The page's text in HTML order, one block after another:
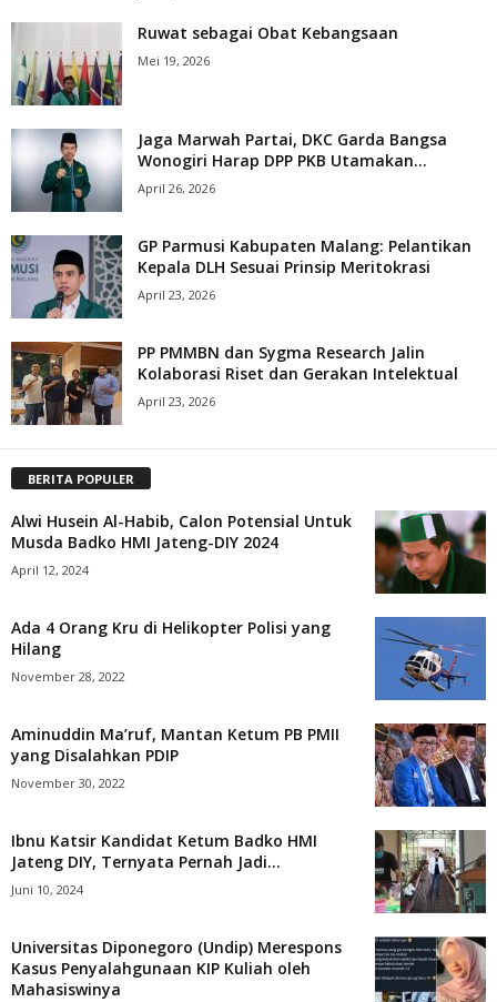
Ruwat sebagai Obat Kebangsaan
Mei 19, 2026
Jaga Marwah Partai, DKC Garda Bangsa
Wonogiri Harap DPP PKB Utamakan...
April 26, 2026
GP Parmusi Kabupaten Malang: Pelantikan
Kepala DLH Sesuai Prinsip Meritokrasi
April 23, 2026
PP PMMBN dan Sygma Research Jalin
Kolaborasi Riset dan Gerakan Intelektual
April 23, 2026
BERITA POPULER
Alwi Husein Al-Habib, Calon Potensial Untuk
Musda Badko HMI Jateng-DIY 2024
April 12, 2024
Ada 4 Orang Kru di Helikopter Polisi yang
Hilang
November 28, 2022
Aminuddin Ma’ruf, Mantan Ketum PB PMII
yang Disalahkan PDIP
November 30, 2022
Ibnu Katsir Kandidat Ketum Badko HMI
Jateng DIY, Ternyata Pernah Jadi...
Juni 10, 2024
Universitas Diponegoro (Undip) Merespons
Kasus Penyalahgunaan KIP Kuliah oleh
Mahasiswinya